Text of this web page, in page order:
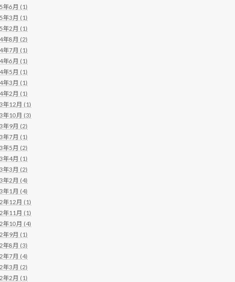
年6月 (1)
年3月 (1)
年2月 (1)
年8月 (2)
年7月 (1)
年6月 (1)
年5月 (1)
年3月 (1)
年2月 (1)
年12月 (1)
年10月 (3)
年9月 (2)
年7月 (1)
年5月 (2)
年4月 (1)
年3月 (2)
年2月 (4)
年1月 (4)
年12月 (1)
年11月 (1)
年10月 (4)
年9月 (1)
年8月 (3)
年7月 (4)
年3月 (2)
年2月 (1)